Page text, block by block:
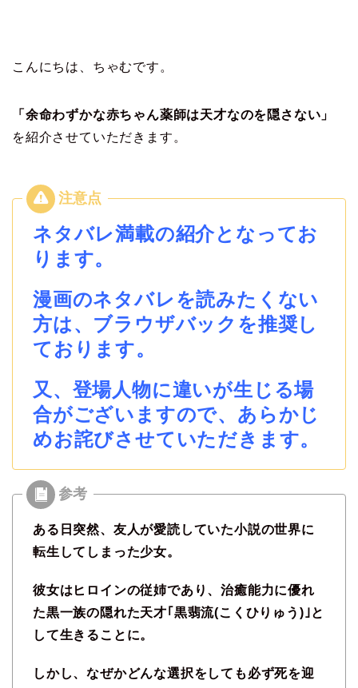
こんにちは、ちゃむです。
「余命わずかな赤ちゃん薬師は天才なのを隠さない」
を紹介させていただきます。
ネタバレ満載の紹介となってお
ります。
漫画のネタバレを読みたくない
方は、ブラウザバックを推奨し
ております。
又、登場人物に違いが生じる場
合がございますので、あらかじ
めお詫びさせていただきます。
ある日突然、友人が愛読していた小説の世界に
転生してしまった少女。
彼女はヒロインの従姉であり、治癒能力に優れ
た黒一族の隠れた天才｢黒翡流(こくひりゅう)｣と
して生きることに。
しかし、なぜかどんな選択をしても必ず死を迎